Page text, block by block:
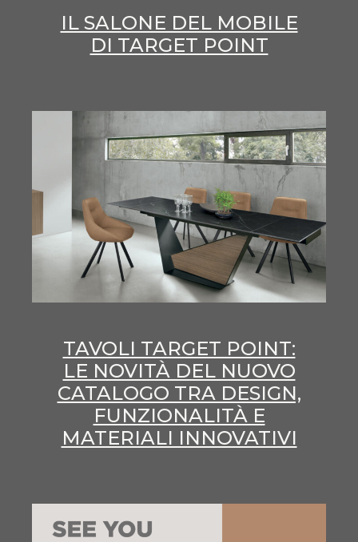
IL SALONE DEL MOBILE
DI TARGET POINT
TAVOLI TARGET POINT:
LE NOVITÀ DEL NUOVO
CATALOGO TRA DESIGN,
FUNZIONALITÀ E
MATERIALI INNOVATIVI